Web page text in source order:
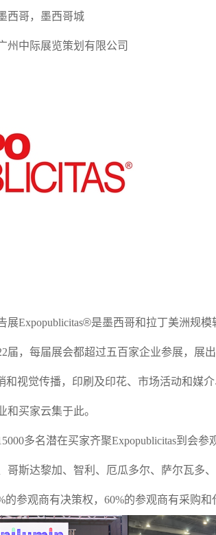
西哥，墨西哥城
州中际展览策划有限公司
展Expopublicitas®是墨西哥和拉丁美洲规模
2届 ， 每届展会都超过五百家企业参展，展
和视觉传播，印刷及印花、市场活动和媒介
和买家云集于此。
多名潜在买家齐聚Expopublicitas到会参
哥斯达黎加、智利、厄瓜多尔、萨尔瓦多
的参观商有决策权，60%的参观商有采购和